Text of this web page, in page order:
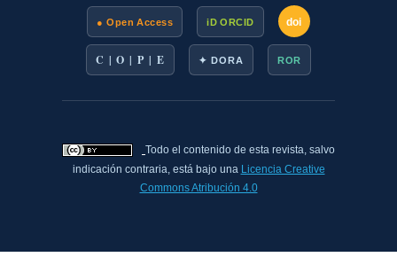
● Open Access iD ORCID doi
C | O | P | E ✦ DORA ROR
Todo el contenido de esta revista, salvo
indicación contraria, está bajo una Licencia Creative
Commons Atribución 4.0